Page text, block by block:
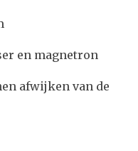
en magnetron
afwijken van de